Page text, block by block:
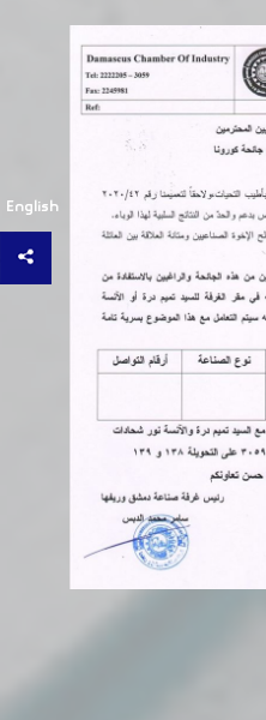
English